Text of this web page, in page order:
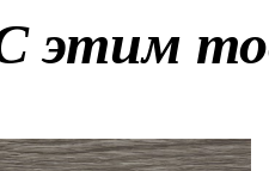
этим